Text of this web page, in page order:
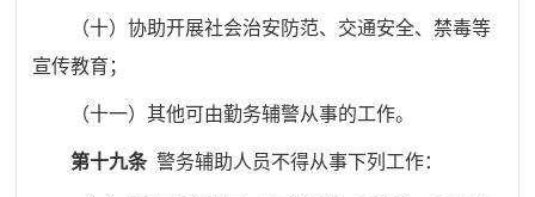
（十）协助开展社会治安防范、交通安全、禁毒等
宣传教育；
（十一）其他可由勤务辅警从事的工作。
第十九条 警务辅助人员不得从事下列工作：